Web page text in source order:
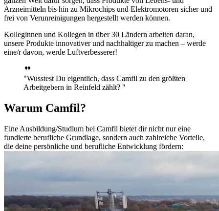
Arzneimitteln bis hin zu Mikrochips und Elektromotoren sicher und
frei von Verunreinigungen hergestellt werden können.
Kolleginnen und Kollegen in über 30 Ländern arbeiten daran,
unsere Produkte innovativer und nachhaltiger zu machen – werde
eine/r davon, werde Luftverbesserer!
Wusstest Du eigentlich, dass Camfil zu den größten
Arbeitgebern in Reinfeld zählt?
Warum Camfil?
Eine Ausbildung/Studium bei Camfil bietet dir nicht nur eine
fundierte berufliche Grundlage, sondern auch zahlreiche Vorteile,
die deine persönliche und berufliche Entwicklung fördern: